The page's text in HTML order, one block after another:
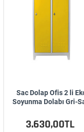
Sac Dolap Ofis 2 li
Soyunma Dolabı Gri-
3.630,00TL